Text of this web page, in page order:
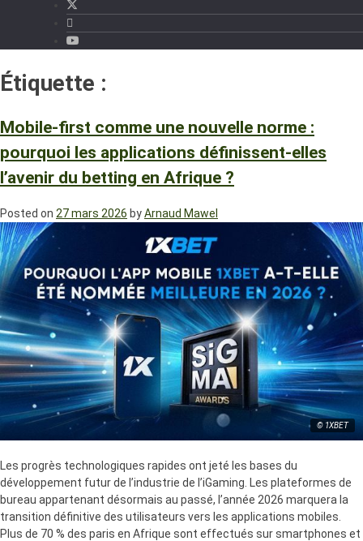
Étiquette :
Mobile-first comme une nouvelle norme :
pourquoi les applications définissent-elles
l’avenir du betting en Afrique ?
Posted on 27 mars 2026 byArnaud Mawel
© 1XBET
Les progrès technologiques rapides ont jeté les bases du
développement futur de l’industrie de l’iGaming. Les plateformes de
bureau appartenant désormais au passé, l’année 2026 marquera la
transition définitive des utilisateurs vers les applications mobiles.
Plus de 70 % des paris en Afrique sont effectués sur smartphones et